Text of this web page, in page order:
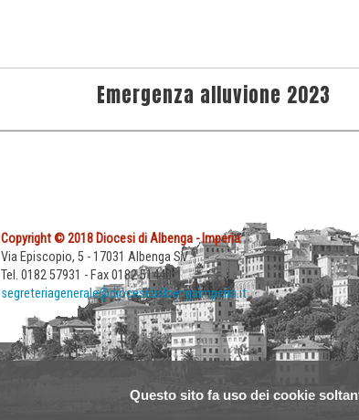
Questo sito fa uso dei cookie
Emergenza alluvione 2023
Copyright © 2018 Diocesi di Albenga - Imperia
Via Episcopio, 5 - 17031 Albenga SV
Tel. 0182 57931 - Fax 0182 51440
segreteriagenerale@diocesidialbengaimperia.it